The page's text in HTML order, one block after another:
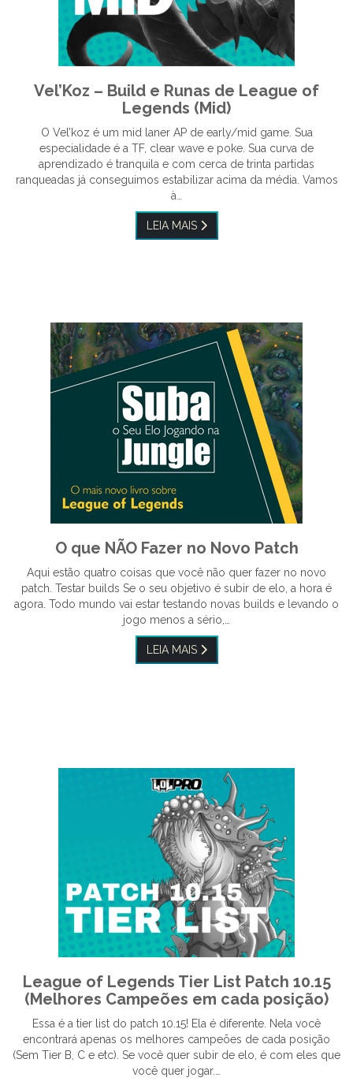
Vel’Koz – Build e Runas de League of
Legends (Mid)
O Vel’koz é um mid laner AP de early/mid game. Sua
especialidade é a TF, clear wave e poke. Sua curva de
aprendizado é tranquila e com cerca de trinta partidas
ranqueadas já conseguimos estabilizar acima da média. Vamos
à…
LEIA MAIS
O que NÃO Fazer no Novo Patch
Aqui estão quatro coisas que você não quer fazer no novo
patch. Testar builds Se o seu objetivo é subir de elo, a hora é
agora. Todo mundo vai estar testando novas builds e levando o
jogo menos a sério,…
LEIA MAIS
League of Legends Tier List Patch 10.15
(Melhores Campeões em cada posição)
Essa é a tier list do patch 10.15! Ela é diferente. Nela você
encontrará apenas os melhores campeões de cada posição
(Sem Tier B, C e etc). Se você quer subir de elo, é com eles que
você quer jogar.…